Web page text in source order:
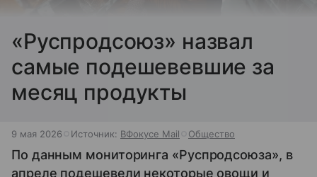
«Руспродсоюз» назвал
самые подешевевшие за
месяц продукты
9 мая 2026 Источник: ВФокусе Mail Общество
По данным мониторинга «Руспродсоюза», в
апреле подешевели некоторые овощи и